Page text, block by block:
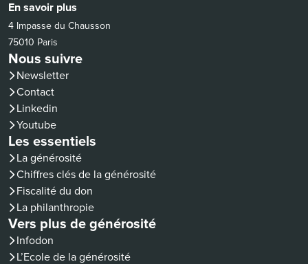
En savoir plus
4 Impasse du Chausson
75010 Paris
Nous suivre
Newsletter
Contact
Linkedin
(nouvelle fenêtre)
Youtube
(nouvelle fenêtre)
Les essentiels
La générosité
Chiffres clés de la générosité
Fiscalité du don
La philanthropie
Vers plus de générosité
Infodon
(nouvelle fenêtre)
L’Ecole de la générosité
(nouvelle fenêtre)